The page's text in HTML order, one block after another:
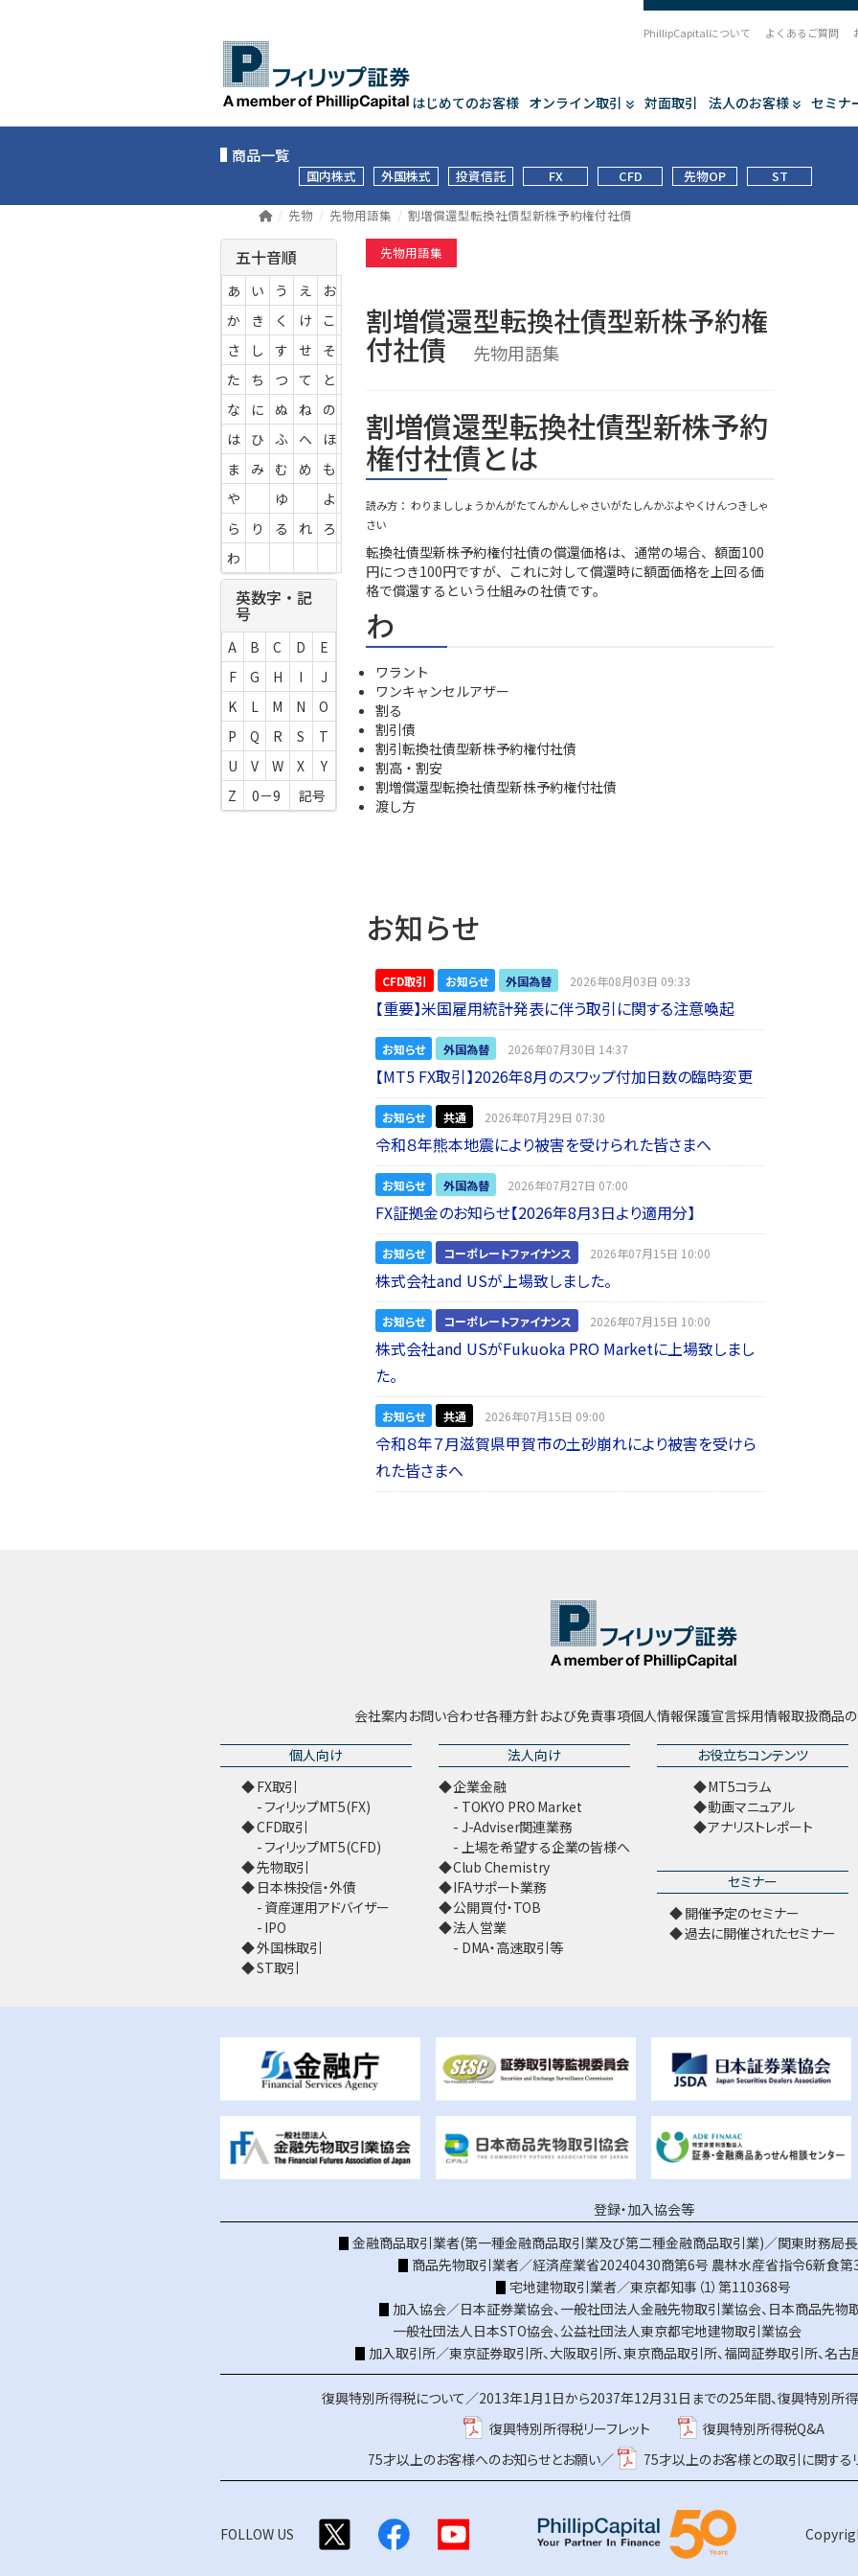
はじめてのお客様 オンライン取引 対面取引 法人のお客様 セミナ
PhillipCapitalについて よくあるご質問
商品一覧
国内株式 外国株式 投資信託 FX CFD 先物OP ST
先物 先物用語集 割増償還型転換社債型新株予約権付社債
先物用語集
割増償還型転換社債型新株予約権
付社債 先物用語集
割増償還型転換社債型新株予約
権付社債とは
読み方： わりまししょうかんがたてんかんしゃさいがたしんかぶよやくけんつきしゃ
さい
転換社債型新株予約権付社債の償還価格は、通常の場合、額面100
円につき100円ですが、これに対して償還時に額面価格を上回る価
格で償還するという仕組みの社債です。
わ
ワラント
ワンキャンセルアザー
割る
割引債
割引転換社債型新株予約権付社債
割高・割安
割増償還型転換社債型新株予約権付社債
渡し方
お知らせ
CFD取引 お知らせ 外国為替 2026年08月03日 09:33
【重要】米国雇用統計発表に伴う取引に関する注意喚起
お知らせ 外国為替 2026年07月30日 14:37
【MT5 FX取引】2026年8月のスワップ付加日数の臨時変更
お知らせ 共通 2026年07月29日 07:30
令和８年熊本地震により被害を受けられた皆さまへ
お知らせ 外国為替 2026年07月27日 07:00
FX証拠金のお知らせ【2026年8月3日より適用分】
お知らせ コーポレートファイナンス 2026年07月15日 10:00
株式会社and USが上場致しました。
お知らせ コーポレートファイナンス 2026年07月15日 10:00
株式会社and USがFukuoka PRO Marketに上場致しまし
た。
お知らせ 共通 2026年07月15日 09:00
令和８年７月滋賀県甲賀市の土砂崩れにより被害を受けら
れた皆さまへ
五十音順
あ い う え
お
か
き く け
こ
さ
し す せ
そ
た
ち つ て
と
な
に ぬ ね
の
は
ひ ふ へ
ほ
ま
み む め
も
や
ゆ
よ
ら
り る れ
ろ
わ
英数字・記
号
A B C D
E
F
G H I
J
K
L M N
O
P
Q R S
T
U
V W X
Y
Z
0－9 記号
会社案内お問い合わせ各種方針および免責事項個人情報保護宣言採用情報取扱商品
個人向け
FX取引
フィリップMT5(FX)
CFD取引
フィリップMT5(CFD)
先物取引
日本株投信・外債
資産運用アドバイザー
IPO
外国株取引
ST取引
法人向け
企業金融
TOKYO PRO Market
J-Adviser関連業務
上場を希望する企業の皆様へ
Club Chemistry
IFAサポート業務
公開買付・TOB
法人営業
DMA・高速取引等
お役立ちコンテンツ
MT5コラム
動画マニュアル
アナリストレポート
セミナー
開催予定のセミナー
過去に開催されたセミナー
登録・加入協会等
金融商品取引業者(第一種金融商品取引業及び第二種金融商品取引業)／関東財務局長
商品先物取引業者／経済産業省20240430商第6号 農林水産省指令6新食第
宅地建物取引業者／東京都知事（1）第110368号
加入協会／日本証券業協会、 一般社団法人金融先物取引業協会、 日本商品先物
一般社団法人日本STO協会、 公益社団法人東京都宅地建物取引業協会
加入取引所／東京証券取引所、大阪取引所、東京商品取引所、福岡証券取引所、名古
復興特別所得税について／2013年1月1日から2037年12月31日までの25年間、復興特別所得
復興特別所得税リーフレット
復興特別所得税Q&A
75才以上のお客様へのお知らせとお願い／
75才以上のお客様との取引に関する
FOLLOW US